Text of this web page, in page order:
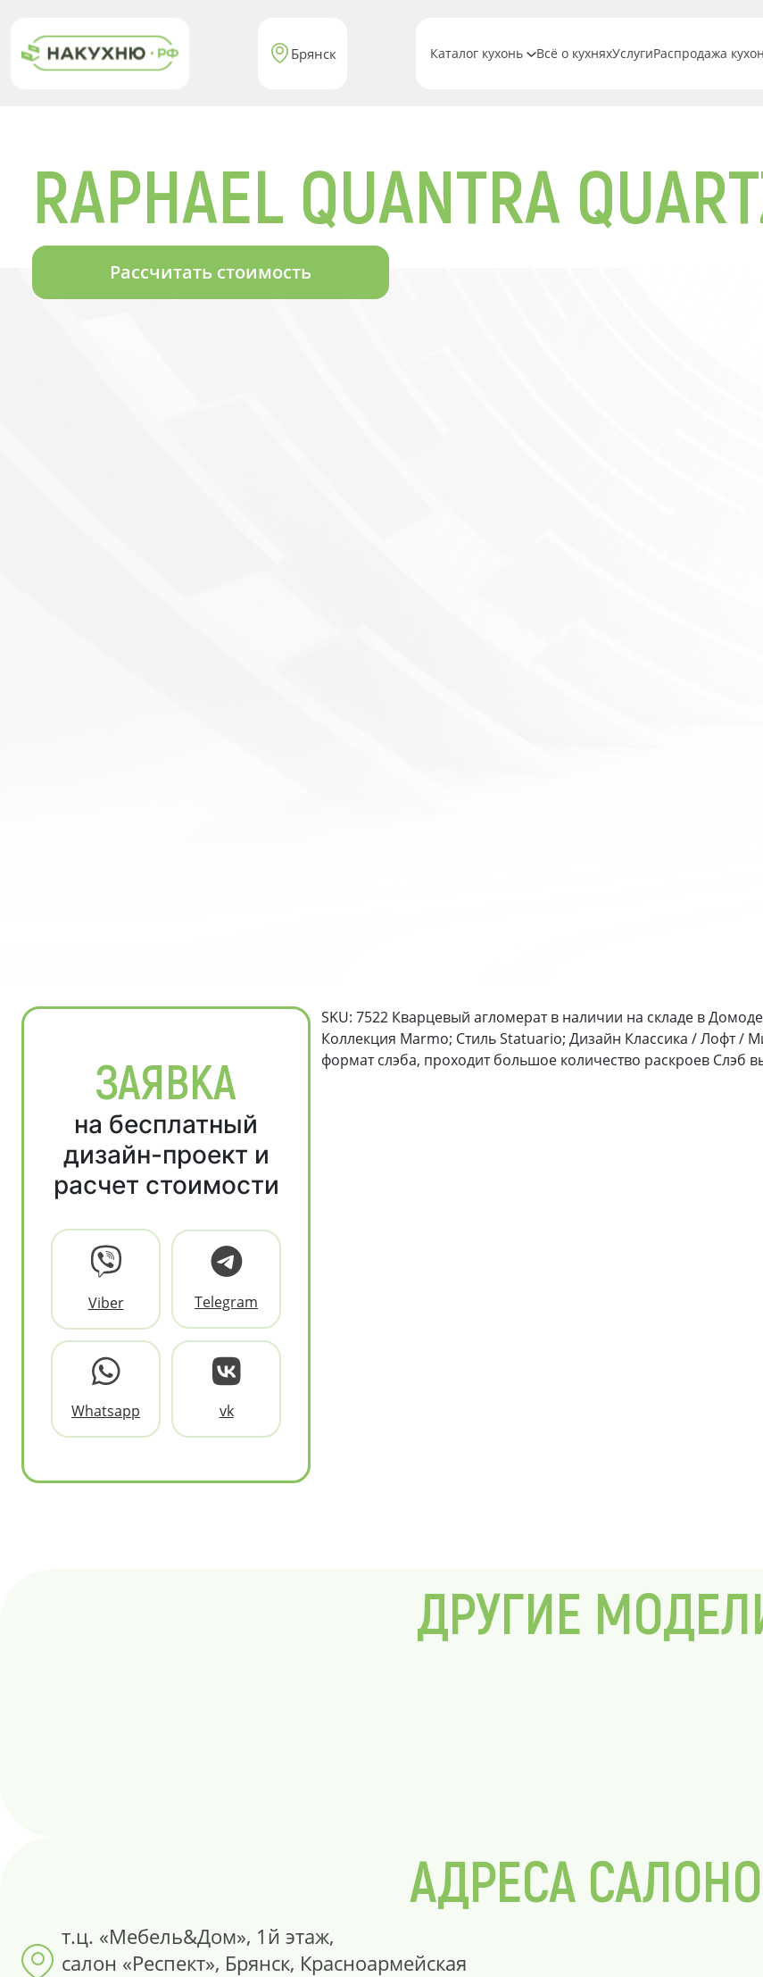
Брянск Каталог кухонь Всё о кухняхУслугиРаспродажа
RAPHAEL QUANTRA
Рассчитать стоимость
ЗАЯВКА
на бесплатный
дизайн-проект и
расчет стоимости
Viber Telegram
Whatsapp vk
SKU: 7522 Кварцевый агломерат в наличии на складе в
Коллекция Marmo; Стиль Statuario; Дизайн Классика / Лофт
формат слэба, проходит большое количество раскроев Слэб
ДРУГИЕ
АДРЕСА
т.ц. «Мебель&Дом», 1й этаж,
салон «Респект», Брянск, Красноармейская